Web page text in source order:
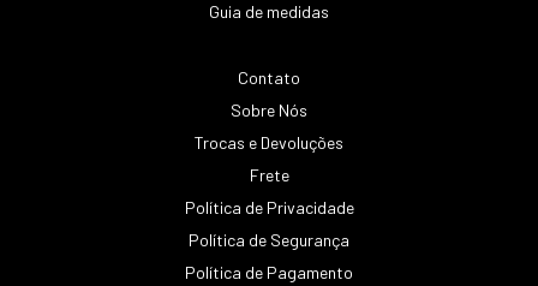
Guia de medidas
Contato
Sobre Nós
Trocas e Devoluções
Frete
Política de Privacidade
Política de Segurança
Política de Pagamento